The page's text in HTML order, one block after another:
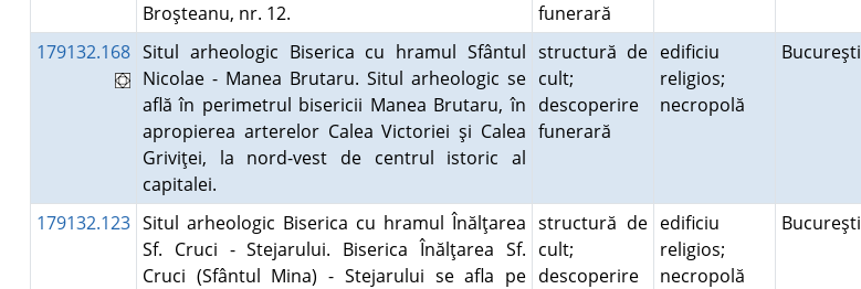
Broşteanu, nr. 12.
funerară
179132.168 Situl arheologic Biserica cu hramul Sfântul
Nicolae - Manea Brutaru. Situl arheologic se
află în perimetrul bisericii Manea Brutaru, în
apropierea arterelor Calea Victoriei şi Calea
Griviţei, la nord-vest de centrul istoric al
capitalei.
structură de
cult;
descoperire
funerară
edificiu
religios;
necropolă
Bucureşti
179132.123 Situl arheologic Biserica cu hramul Înălţarea
Sf. Cruci - Stejarului. Biserica Înălţarea Sf.
Cruci (Sfântul Mina) - Stejarului se afla pe
structură de
cult;
descoperire
edificiu
religios;
necropolă
Bucureşti